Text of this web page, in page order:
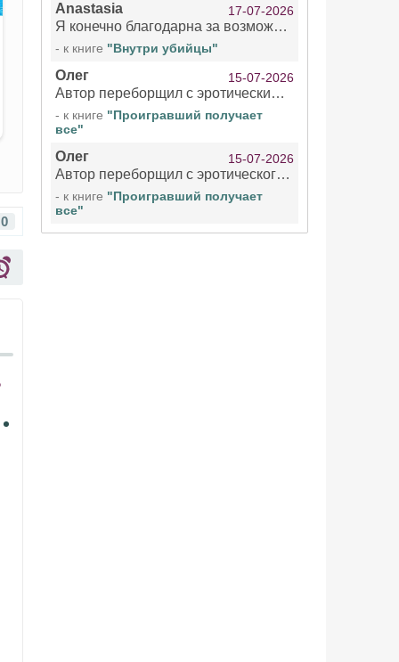
0
Anastasia 17-07-2026
Я конечно благодарна за возможность бесплатно слушать книги даже новинки , но чтение этой книги просто ужасно
- к книге "Внутри убийцы"
Олег 15-07-2026
Автор переборщил с эротическими сценами. Похоже, с этим у него проблемы.
- к книге "Проигравший получает
все"
Олег 15-07-2026
Автор переборщил с эротического сценами. Похоже, с этим у него проблемы.
- к книге "Проигравший получает
все"